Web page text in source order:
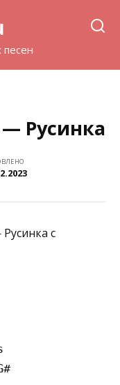
песен
Русинка
с